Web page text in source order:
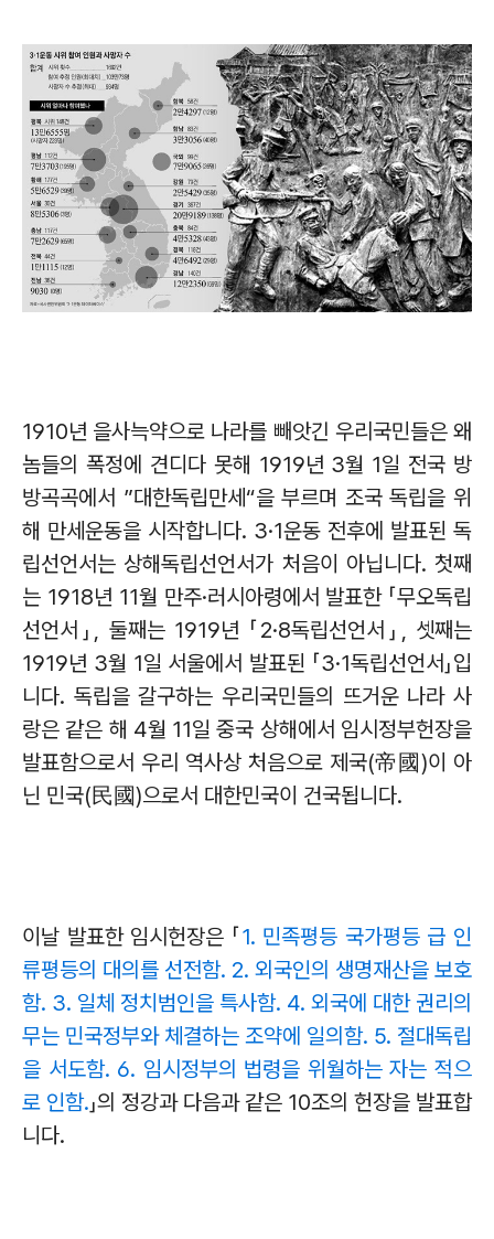
1910년 을사늑약으로 나라를 빼앗긴 우리국민들은 왜
놈들의 폭정에 견디다 못해 1919년 3월 1일 전국 방
방곡곡에서 ”대한독립만세 “을 부르며 조국 독립을 위
해 만세운동을 시작합니다. 3·1운동 전후에 발표된 독
립선언서는 상해독립선언서가 처음이 아닙니다. 첫째
는 1918년 11월 만주·러시아령에서 발표한 「무오독립
선언서 」 , 둘째는 1919년 「2·8독립선언서 」 , 셋째는
1919년 3월 1일 서울에서 발표된 「3·1독립선언서 」입
니다. 독립을 갈구하는 우리국민들의 뜨거운 나라 사
랑은 같은 해 4월 11일 중국 상해에서 임시정부헌장을
발표함으로서 우리 역사상 처음으로 제국(帝國)이 아
닌 민국(民國)으로서 대한민국이 건국됩니다.
이날 발표한 임시헌장은 「1. 민족평등 국가평등 급 인
류평등의 대의를 선전함. 2. 외국인의 생명재산을 보호
함. 3. 일체 정치범인을 특사함. 4. 외국에 대한 권리의
무는 민국정부와 체결하는 조약에 일의함. 5. 절대독립
을 서도함. 6. 임시정부의 법령을 위월하는 자는 적으
로 인함.」의 정강과 다음과 같은 10조의 헌장을 발표합
니다.